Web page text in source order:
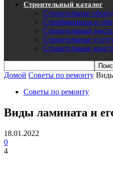
Строительный каталог
Строительное
Строймашины и
Строительный
Строительные
Строительные
Домой Советы по ремонту
Советы по ремонту
Виды ламината и
18.01.2022
0
4